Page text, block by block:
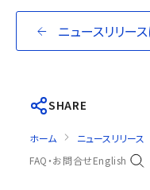
ニュースリリー
SHARE
ホーム ニュースリリース
FAQ・お問合せEnglish